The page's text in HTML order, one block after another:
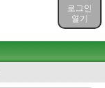
로그인
열기